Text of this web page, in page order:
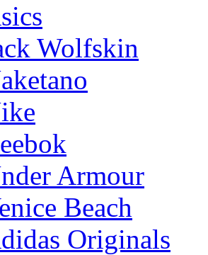
Wolfskin
Armour
Beach
Originals